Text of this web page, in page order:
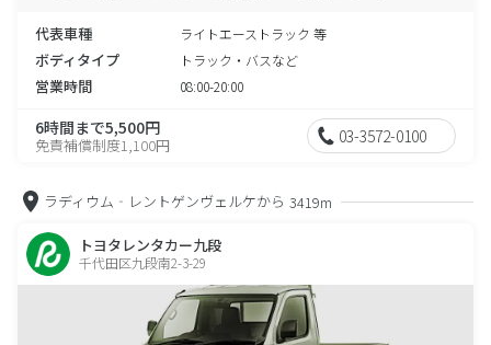
代表車種 ライトエーストラック 等
ボディタイプ トラック・バスなど
営業時間 08:00-20:00
6時間まで5,500円
免責補償制度1,100円 03-3572-0100
ラディウム‐レントゲンヴェルケから 3419m
トヨタレンタカー九段
千代田区九段南2-3-29